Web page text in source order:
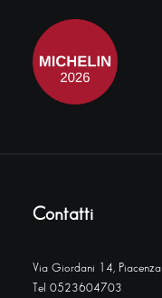
Contatti
Via Giordani 14, Piacenza
Tel 0523604703